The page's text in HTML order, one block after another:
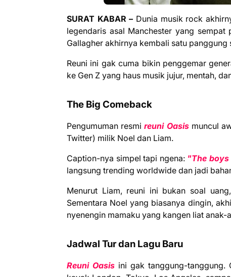
SURAT KABAR – Dunia musik rock
legendaris asal Manchester yang
Gallagher akhirnya kembali satu panggung
Reuni ini gak cuma bikin penggemar
ke Gen Z yang haus musik jujur, mentah,
The Big Comeback
Pengumuman resmireuni Oasismuncul
Twitter) milik Noel dan Liam.
Caption-nya simpel tapi ngena: "The boys
langsung trending worldwide dan jadi
Menurut Liam, reuni ini bukan soal
Sementara Noel yang biasanya dingin,
nyenengin mamaku yang kangen liat anak-
Jadwal Tur dan Lagu Baru
Reuni Oasis ini gak tanggung-